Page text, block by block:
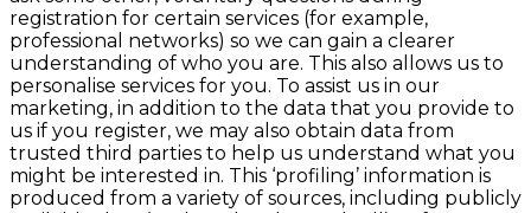
registration for certain services (for example,
professional networks) so we can gain a clearer
understanding of who you are. This also allows us to
personalise services for you. To assist us in our
marketing, in addition to the data that you provide to
us if you register, we may also obtain data from
trusted third parties to help us understand what you
might be interested in. This ‘profiling’ information is
produced from a variety of sources, including publicly